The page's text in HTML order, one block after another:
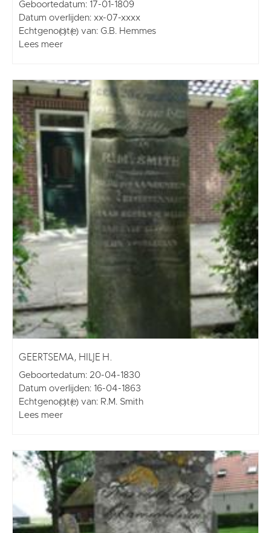
Geboortedatum: 17-01-1809
Datum overlijden: xx-07-xxxx
Echtgeno(o)t(e) van: G.B. Hemmes
Lees meer
GEERTSEMA, HILJE H.
Geboortedatum: 20-04-1830
Datum overlijden: 16-04-1863
Echtgeno(o)t(e) van: R.M. Smith
Lees meer